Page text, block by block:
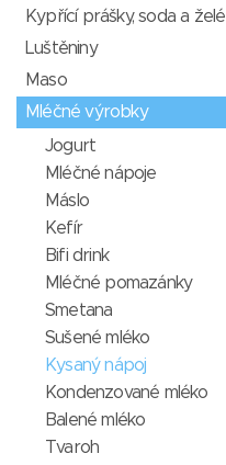
Kypřící prášky, soda a želé
Luštěniny
Maso
Mléčné výrobky
Jogurt
Mléčné nápoje
Máslo
Kefír
Bifi drink
Mléčné pomazánky
Smetana
Sušené mléko
Kysaný nápoj
Kondenzované mléko
Balené mléko
Tvaroh